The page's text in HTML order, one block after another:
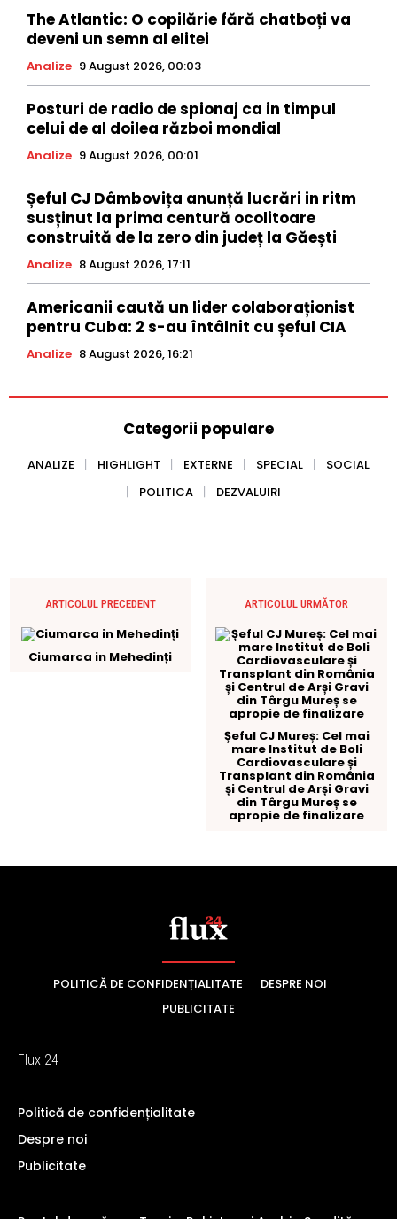
POLITICĂ DE CONFIDENȚIALITATE
DESPRE NOI
PUBLICITATE
Flux 24
Politică de confidențialitate
Despre noi
Publicitate